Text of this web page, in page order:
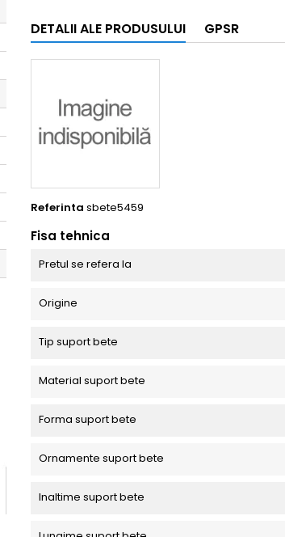
Toggle
DETALII ALE PRODUSULUI GPSR
Referinta sbete5459
Fisa tehnica
Pretul se refera la
Origine
Tip suport bete
Material suport bete
Forma suport bete
Ornamente suport bete
Inaltime suport bete